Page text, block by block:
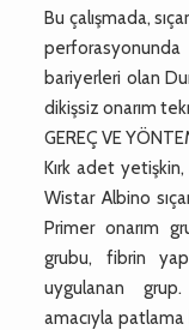
Bu çalışmada,
bariyerleri olan
dikişsiz onarım
GEREÇ VE
Kırk adet yetişkin,
Wistar Albino
Primer onarım
grubu, fibrin
uygulanan
amacıyla